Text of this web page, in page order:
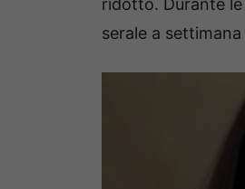
ridotto. Durante
serale a